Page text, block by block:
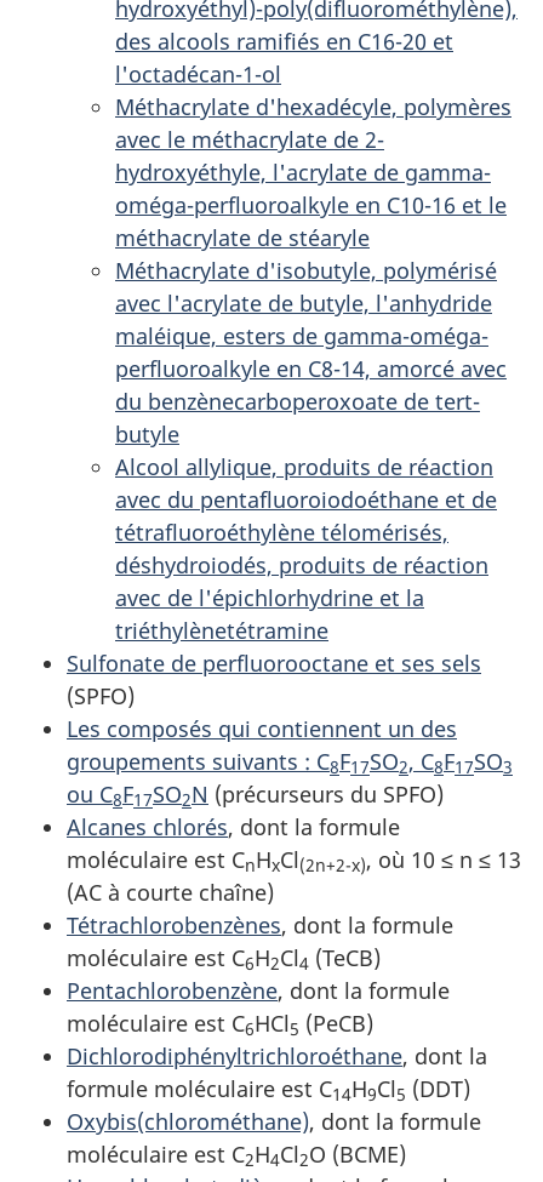
hydroxyéthyl)-poly(difluorométhylène),
des alcools ramifiés en C16-20 et
l'octadécan-1-ol
Méthacrylate d'hexadécyle, polymères
avec le méthacrylate de 2-
hydroxyéthyle, l'acrylate de gamma-
oméga-perfluoroalkyle en C10-16 et le
méthacrylate de stéaryle
Méthacrylate d'isobutyle, polymérisé
avec l'acrylate de butyle, l'anhydride
maléique, esters de gamma-oméga-
perfluoroalkyle en C8-14, amorcé avec
du benzènecarboperoxoate de tert-
butyle
Alcool allylique, produits de réaction
avec du pentafluoroiodoéthane et de
tétrafluoroéthylène télomérisés,
déshydroiodés, produits de réaction
avec de l'épichlorhydrine et la
triéthylènetétramine
Sulfonate de perfluorooctane et ses sels
(SPFO)
Les composés qui contiennent un des
groupements suivants : C8F17SO2, C8F17SO3
ou C8F17SO2N (précurseurs du SPFO)
Alcanes chlorés, dont la formule
moléculaire est CnHxCl(2n+2-x), où 10 ≤ n ≤ 13
(AC à courte chaîne)
Tétrachlorobenzènes, dont la formule
moléculaire est C6H2Cl4 (TeCB)
Pentachlorobenzène, dont la formule
moléculaire est C6HCl5 (PeCB)
Dichlorodiphényltrichloroéthane, dont la
formule moléculaire est C14H9Cl5 (DDT)
Oxybis(chlorométhane), dont la formule
moléculaire est C2H4Cl2O (BCME)